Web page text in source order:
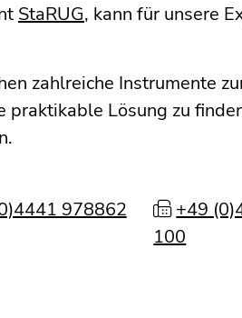
StaRUG, kann für unsere
zahlreiche Instrumente
Lösung zu
978862
+49
100